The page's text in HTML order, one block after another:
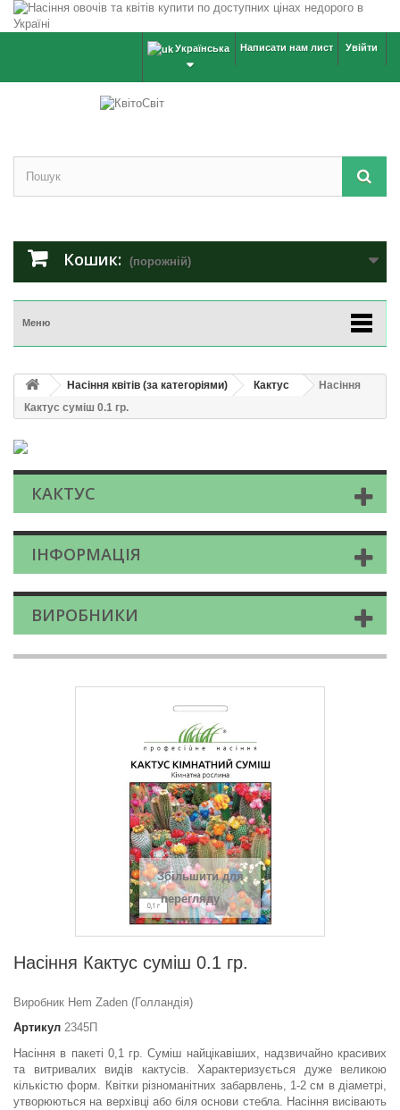
Увійти
Написати нам лист
Українська
Кошик: (порожній)
Меню
Насіння квітів (за категоріями) Кактус
Насіння
Кактус суміш 0.1 гр.
КАКТУС
ІНФОРМАЦІЯ
ВИРОБНИКИ
Збільшити для
перегляду
Насіння Кактус суміш 0.1 гр.
Виробник Hem Zaden (Голландія)
Артикул 2345П
Насіння в пакеті 0,1 гр. Суміш найцікавіших, надзвичайно красивих
та витривалих видів кактусів. Характеризується дуже великою
кількістю форм. Квітки різноманітних забарвлень, 1-2 см в діаметрі,
утво­рюються на верхівці або біля основи стебла. Насіння висівають